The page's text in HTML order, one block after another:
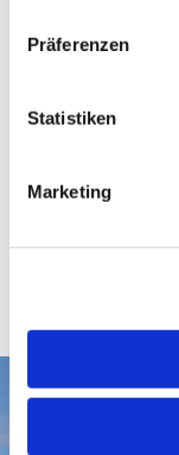
Präferenzen
Statistiken
Marketing